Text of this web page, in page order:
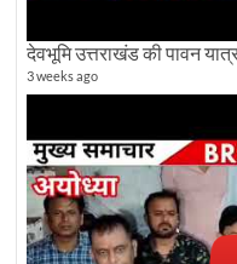
3 weeks ago